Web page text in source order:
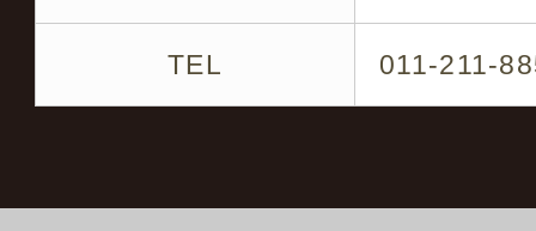
※ 是非お気軽にお問い
キャスティング実績の一
TEL 011-211-